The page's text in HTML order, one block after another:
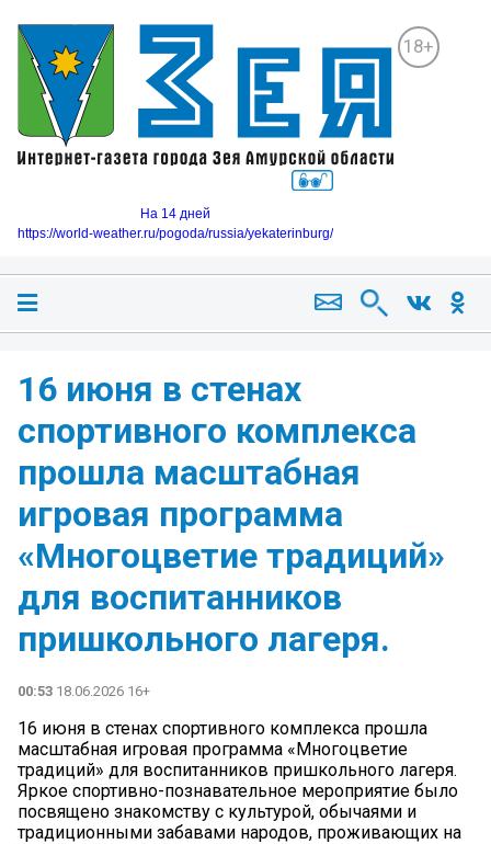
18+
На 14 дней
https://world-weather.ru/pogoda/russia/yekaterinburg/
16 июня в стенах
спортивного комплекса
прошла масштабная
игровая программа
«Многоцветие традиций»
для воспитанников
пришкольного лагеря.
00:53 18.06.2026 16+
16 июня в стенах спортивного комплекса прошла
масштабная игровая программа «Многоцветие
традиций» для воспитанников пришкольного лагеря.
Яркое спортивно-познавательное мероприятие было
посвящено знакомству с культурой, обычаями и
традиционными забавами народов, проживающих на